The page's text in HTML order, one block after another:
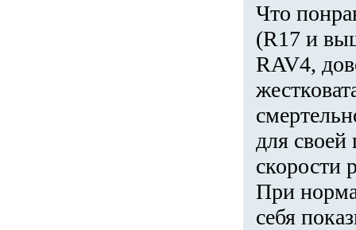
Что
(R17 и
RAV4,
для
скорости
При
себя